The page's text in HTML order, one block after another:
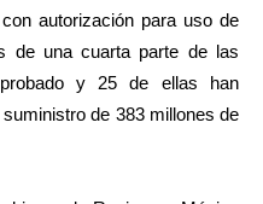
autorización para uso de
de una cuarta parte de las
y 25 de ellas han
de 383 millones de